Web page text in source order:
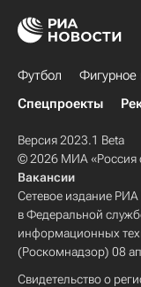
Футбол Фигурное
Спецпроекты
Версия 2023.1 Beta
© 2026 МИА «Россия
Вакансии
Сетевое издание
в Федеральной
информационных
(Роскомнадзор) 08
Свидетельство о